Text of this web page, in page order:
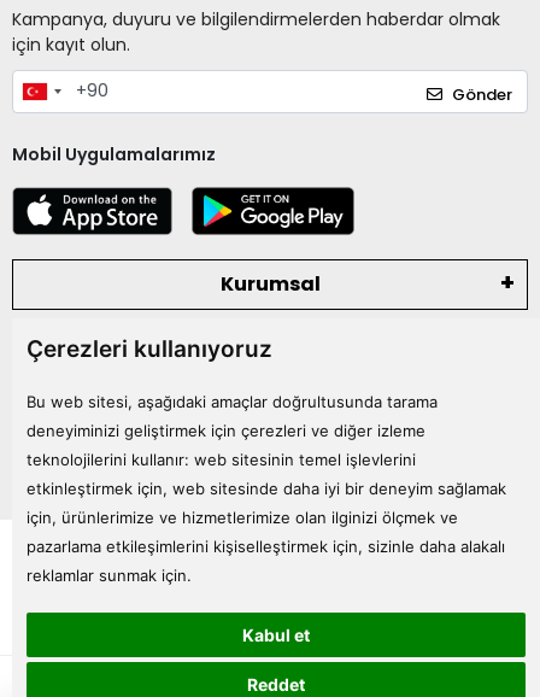
Çerezleri kullanıyoruz
Bu web sitesi, aşağıdaki amaçlar doğrultusunda tarama
deneyiminizi geliştirmek için çerezleri ve diğer izleme
teknolojilerini kullanır: web sitesinin temel işlevlerini
etkinleştirmek için, web sitesinde daha iyi bir deneyim sağlamak
için, ürünlerimize ve hizmetlerimize olan ilginizi ölçmek ve
pazarlama etkileşimlerini kişiselleştirmek için, sizinle daha alakalı
reklamlar sunmak için.
Kabul et
Reddet
Kampanya, duyuru ve bilgilendirmelerden haberdar olmak
için kayıt olun.
Gönder
Mobil Uygulamalarımız
Kurumsal
Kategoriler
Bize Ulaşın
Tüm bilgileriniz 256bit SSL Sertifikası ile korunmaktadır.
© 2024
superKET E-ticaret ve Pazaryeri Entegrasyon Çözümleri